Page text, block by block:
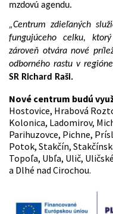
mzdovú agendu.
„Centrum zdieľaných
fungujúceho celku,
zároveň otvára nové
odborného rastu v
SR Richard Raši.
Nové centrum budú
Hostovice, Hrabová
Kolonica, Ladomirov,
Parihuzovce, Pichne,
Potok, Stakčín,
Topoľa, Ubľa, Ulič,
a Dlhé nad Cirochou.